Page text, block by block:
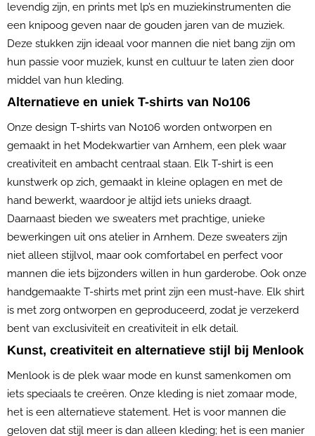
levendig zijn, en prints met lp’s en muziekinstrumenten die
een knipoog geven naar de gouden jaren van de muziek.
Deze stukken zijn ideaal voor mannen die niet bang zijn om
hun passie voor muziek, kunst en cultuur te laten zien door
middel van hun kleding.
Alternatieve en uniek T-shirts van No106
Onze design T-shirts van No106 worden ontworpen en
gemaakt in het Modekwartier van Arnhem, een plek waar
creativiteit en ambacht centraal staan. Elk T-shirt is een
kunstwerk op zich, gemaakt in kleine oplagen en met de
hand bewerkt, waardoor je altijd iets unieks draagt.
Daarnaast bieden we sweaters met prachtige, unieke
bewerkingen uit ons atelier in Arnhem. Deze sweaters zijn
niet alleen stijlvol, maar ook comfortabel en perfect voor
mannen die iets bijzonders willen in hun garderobe. Ook onze
handgemaakte T-shirts met print zijn een must-have. Elk shirt
is met zorg ontworpen en geproduceerd, zodat je verzekerd
bent van exclusiviteit en creativiteit in elk detail.
Kunst, creativiteit en alternatieve stijl bij Menlook
Menlook is de plek waar mode en kunst samenkomen om
iets speciaals te creëren. Onze kleding is niet zomaar mode,
het is een alternatieve statement. Het is voor mannen die
geloven dat stijl meer is dan alleen kleding; het is een manier